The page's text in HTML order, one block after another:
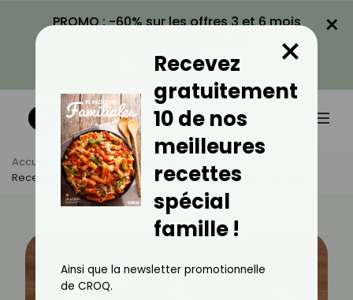
PROMO : -60% sur les offres 3 et 6 mois
VOIR LA PROMO
×
Accueil Actus
Recettes
Recette De Fiadone Corse : Un Délice Crémeux Et Parfumé
Recevez
gratuitement
10 de nos
meilleures
recettes
spécial
famille !
×
Ainsi que la newsletter promotionnelle
de CROQ.